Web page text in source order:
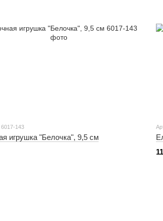
6017-143
игрушка "Белочка", 9,5 см